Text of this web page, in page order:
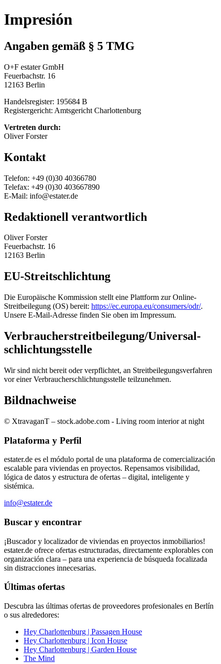
Impresión
Angaben gemäß § 5 TMG
O+F estater GmbH
Feuerbachstr. 16
12163 Berlin
Handelsregister: 195684 B
Registergericht: Amtsgericht Charlottenburg
Vertreten durch:
Oliver Forster
Kontakt
Telefon: +49 (0)30 40366780
Telefax: +49 (0)30 403667890
E-Mail: info@estater.de
Redaktionell verantwortlich
Oliver Forster
Feuerbachstr. 16
12163 Berlin
EU-Streitschlichtung
Die Europäische Kommission stellt eine Plattform zur Online-
Streitbeilegung (OS) bereit: https://ec.europa.eu/consumers/odr/.
Unsere E-Mail-Adresse finden Sie oben im Impressum.
Verbraucher­streit­beilegung/Universal­
schlichtungs­stelle
Wir sind nicht bereit oder verpflichtet, an Streitbeilegungsverfahren
vor einer Verbraucherschlichtungsstelle teilzunehmen.
Bildnachweise
© XtravaganT – stock.adobe.com - Living room interior at night
Plataforma y Perfil
estater.de es el módulo portal de una plataforma de comercialización
escalable para viviendas en proyectos. Repensamos visibilidad,
lógica de datos y estructura de ofertas – digital, inteligente y
sistémica.
info@estater.de
Buscar y encontrar
¡Buscador y localizador de viviendas en proyectos inmobiliarios!
estater.de ofrece ofertas estructuradas, directamente explorables con
organización clara – para una experiencia de búsqueda focalizada
sin distracciones innecesarias.
Últimas ofertas
Descubra las últimas ofertas de proveedores profesionales en Berlín
o sus alrededores:
Hey Charlottenburg | Passagen House
Hey Charlottenburg | Icon House
Hey Charlottenburg | Garden House
The Mind